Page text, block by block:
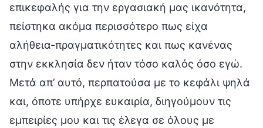
επικεφαλής για την εργασιακή μας ικανότητα,
πείστηκα ακόμα περισσότερο πως είχα
αλήθεια-πραγματικότητες και πως κανένας
στην εκκλησία δεν ήταν τόσο καλός όσο εγώ.
Μετά απ’ αυτό, περπατούσα με το κεφάλι ψηλά
και, όποτε υπήρχε ευκαιρία, διηγούμουν τις
εμπειρίες μου και τις έλεγα σε όλους με